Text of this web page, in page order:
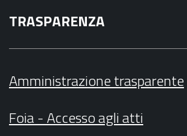
TRASPARENZA
Amministrazione trasparente
Foia - Accesso agli atti